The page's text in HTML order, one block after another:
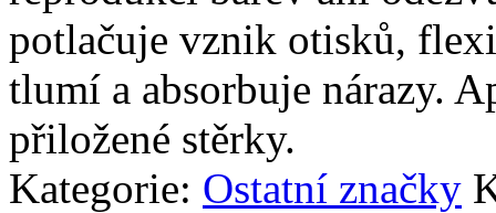
potlačuje vznik otisků,
tlumí a absorbuje nárazy.
přiložené stěrky.
Kategorie: Ostatní značky